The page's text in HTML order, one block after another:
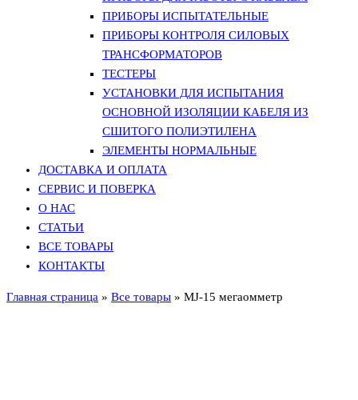
ПРИБОРЫ ИСПЫТАТЕЛЬНЫЕ
ПРИБОРЫ КОНТРОЛЯ СИЛОВЫХ
ТРАНСФОРМАТОРОВ
ТЕСТЕРЫ
УСТАНОВКИ ДЛЯ ИСПЫТАНИЯ
ОСНОВНОЙ ИЗОЛЯЦИИ КАБЕЛЯ ИЗ
СШИТОГО ПОЛИЭТИЛЕНА
ЭЛЕМЕНТЫ НОРМАЛЬНЫЕ
ДОСТАВКА И ОПЛАТА
СЕРВИС И ПОВЕРКА
О НАС
СТАТЬИ
ВСЕ ТОВАРЫ
КОНТАКТЫ
Главная страница » Все товары » MJ-15 мегаомметр